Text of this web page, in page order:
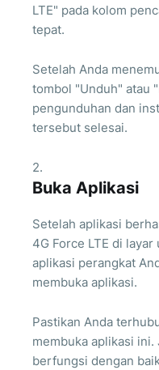
LTE" pada kolom
tepat.
Setelah Anda
tombol "Unduh" atau
pengunduhan dan
tersebut selesai.
Buka Aplikasi
Setelah aplikasi
4G Force LTE di
aplikasi perangkat
membuka aplikasi.
Pastikan Anda
membuka aplikasi ini.
berfungsi dengan